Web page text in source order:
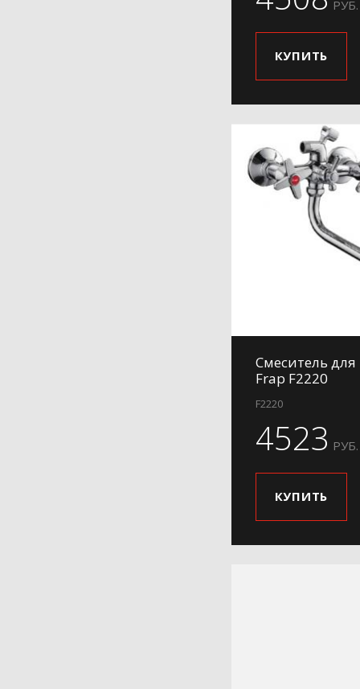
РУБ.
КУПИТЬ
Смеситель
Frap F2220
F2220
4523 РУБ.
КУПИТЬ